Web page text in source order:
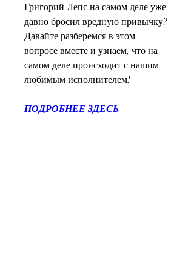
Григорий Лепс на самом деле уже
давно бросил вредную привычку?
Давайте разберемся в этом
вопросе вместе и узнаем, что на
самом деле происходит с нашим
любимым исполнителем!
ПОДРОБНЕЕ ЗДЕСЬ